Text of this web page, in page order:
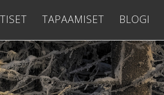
TAPAAMISET BLOGI